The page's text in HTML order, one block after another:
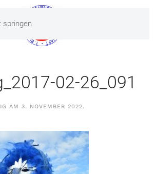
springen
02-26_091
AM 3. NOVEMBER 2022.